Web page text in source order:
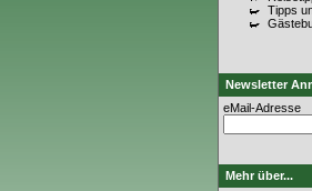
Tipps
Newsletter
eMail-Adresse
Mehr über...